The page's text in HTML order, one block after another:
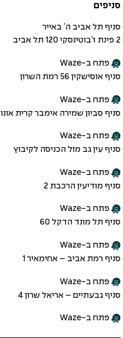
סניפים
סניף תל אביב ה’ באייר
2 פינת ז’בוטינסקי 120 תל אביב
פתח ב-Waze
סניף אוסישקין 56 רמת השרון
פתח ב-Waze
סניף סביון שמירה אימבר קרית אונו
פתח ב-Waze
סניף עין גב מול הכניסה לקיבוץ
פתח ב-Waze
סניף מודיעין הרכבת 2
פתח ב-Waze
סניף תל מונד הדקל 60
פתח ב-Waze
סניף רמת אביב – אחימאיר 1
פתח ב-Waze
סניף גבעתיים – אריאל שרון 4
פתח ב-Waze